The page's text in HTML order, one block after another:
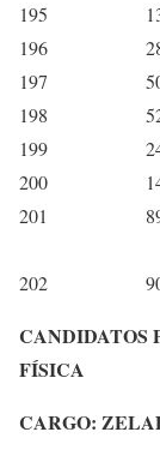
195
196
197
198
199
200
201
202
CANDIDATOS
FÍSICA
CARGO: